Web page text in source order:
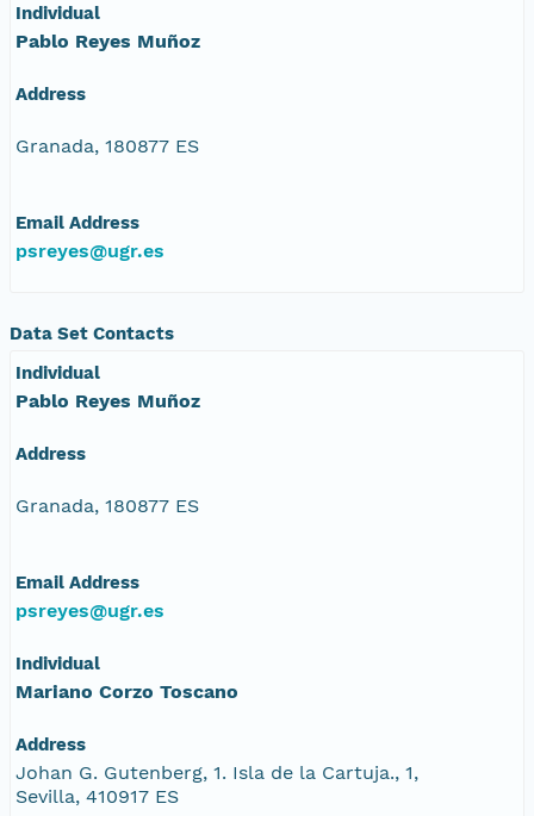
Individual
Pablo Reyes Muñoz
Address
Granada, 180877 ES
Email Address
psreyes@ugr.es
Data Set Contacts
Individual
Pablo Reyes Muñoz
Address
Granada, 180877 ES
Email Address
psreyes@ugr.es
Individual
Mariano Corzo Toscano
Address
Johan G. Gutenberg, 1. Isla de la Cartuja., 1,
Sevilla, 410917 ES